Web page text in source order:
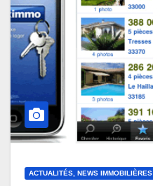
ACTUALITÉS, NEWS IMMOBILIÈRES